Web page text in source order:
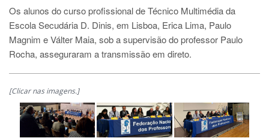
Os alunos do curso profissional de Técnico Multimédia da
Escola Secudária D. Dinis, em Lisboa, Erica Lima, Paulo
Magnim e Válter Maia, sob a supervisão do professor Paulo
Rocha, asseguraram a transmissão em direto.
[Clicar nas imagens.]